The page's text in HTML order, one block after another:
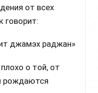
от всех
говорит:
джамэх раджан»
о той, от
рождаются